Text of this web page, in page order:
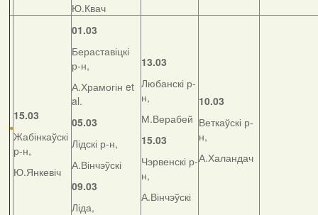
Ю.Квач
15.03
Жабінкаўскі
р-н,
Ю.Янкевіч
01.03
Бераставіцкі
р-н,
А.Храмогін et
al.
05.03
Лідскі р-н,
А.Вінчэўскі
09.03
Ліда,
13.03
Любанскі р-
н,
М.Верабей
15.03
Чэрвенскі р-
н,
А.Вінчэўскі
10.03
Веткаўскі р-
н,
А.Халандач